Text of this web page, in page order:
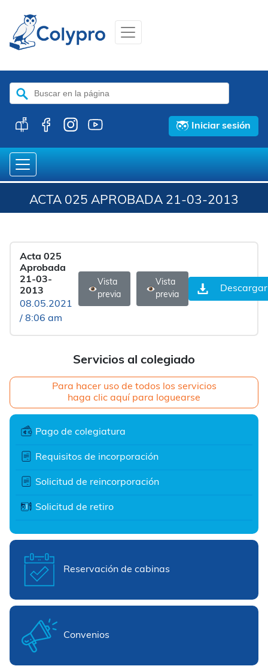
Buscar:
Iniciar sesión
ACTA 025 APROBADA 21-03-2013
Servicios al colegiado
Para hacer uso de todos los servicios
haga clic aquí para loguearse
Pago de colegiatura
Requisitos de incorporación
Solicitud de reincorporación
Solicitud de retiro
Reservación de cabinas
Convenios
Acta 025
Aprobada
21-03-
2013
08.05.2021
/ 8:06 am
Vista
previa
Vista
previa
Descargar